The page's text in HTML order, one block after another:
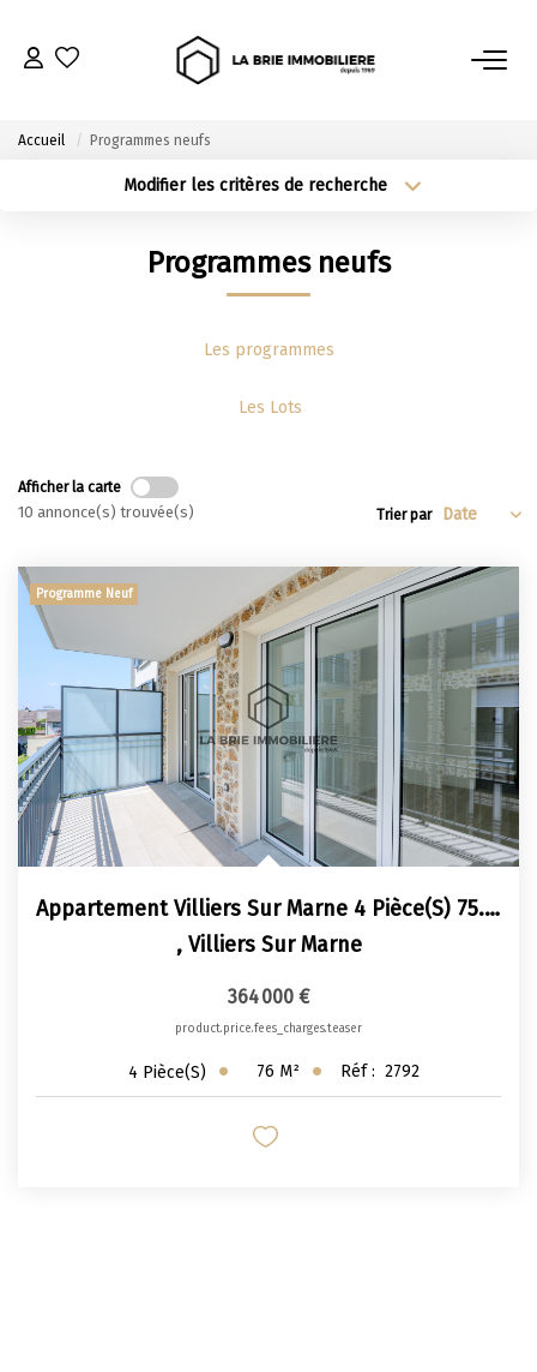
Nos Biens À L’achat
Notre Guide D’achat
VENDRE
Estimer Mon Bien
Notre Guide Du Vendeur
Nos Biens Vendus
LOUER
Nos Biens À La Location
Le Processus De Location
Mettre Mon Bien En Location
NOTRE GROUPE
Nos Agences
Nos Services
Nos Témoignages
Nous Rejoindre
Accueil Programmes neufs
Modifier les critères de recherche
Programmes neufs
Les programmes
Les Lots
Afficher la carte
10 annonce(s) trouvée(s) Trier par
Programme Neuf
Appartement Villiers Sur Marne 4 Pièce(s) 75.50 M2
, Villiers Sur Marne
364 000 €
product.price.fees_charges.teaser
4 Pièce(s) 76 M² Réf : 2792